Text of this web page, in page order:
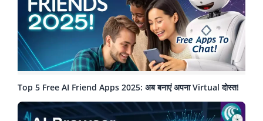
Top 5 Free AI Friend Apps 2025: अब बनाएं अपना Virtual दोस्त!